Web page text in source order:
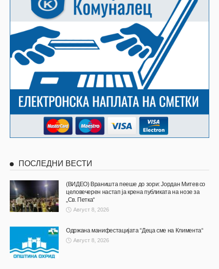
ПОСЛЕДНИ ВЕСТИ
(ВИДЕО) Враништа пееше до зори: Јордан Митев со
целовечерен настап ја крена публиката на нозе за
„Св. Петка“
Август 8, 2026
Одржана манифестацијата “Деца сме на Климента“
Август 8, 2026